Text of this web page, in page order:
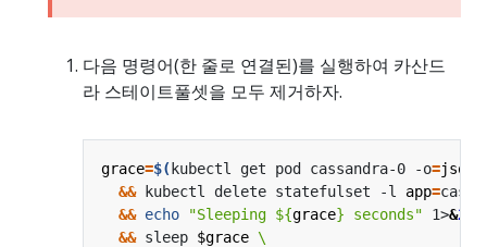
다음 명령어(한 줄로 연결된)를 실행하여 카산드
라 스테이트풀셋을 모두 제거하자.
grace=$(kubectl get pod cassandra-0 -o=
&& kubectl delete statefulset -l app=
&& echo "Sleeping ${grace} seconds" 1>&2
&& sleep $grace